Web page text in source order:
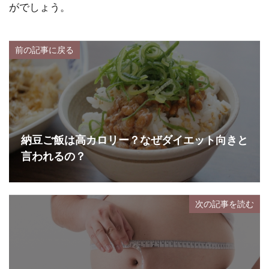
がでしょう。
前の記事に戻る
納豆ご飯は高カロリー？なぜダイエット向きと
言われるの？
次の記事を読む